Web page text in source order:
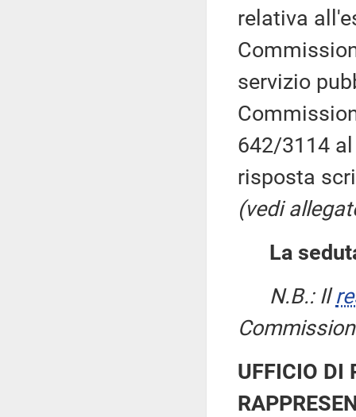
relativa
servizio
642/3114
risposta
(vedi
La
N.B.: Il
UFFICIO DI